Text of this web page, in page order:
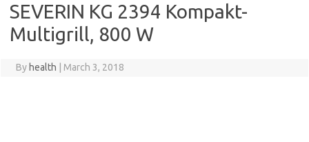
SEVERIN KG 2394 Kompakt-
Multigrill, 800 W
By health March 3, 2018